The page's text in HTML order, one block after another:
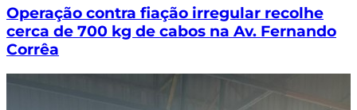
Operação contra fiação irregular recolhe
cerca de 700 kg de cabos na Av. Fernando
Corrêa